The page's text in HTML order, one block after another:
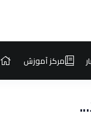
مرکز آموزش